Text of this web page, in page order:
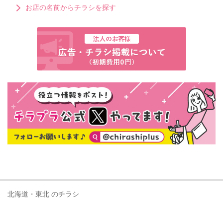
お店の名前からチラシを探す
北海道・東北 のチラシ